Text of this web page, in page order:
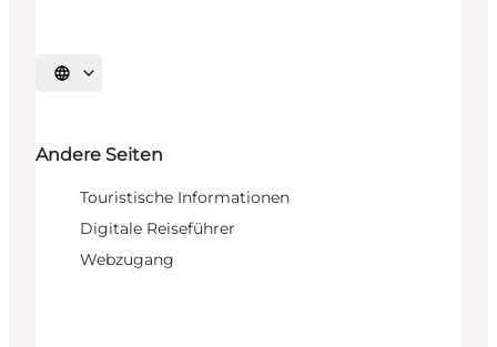
Sprache auswählen
Andere Seiten
Touristische Informationen
Digitale Reiseführer
Webzugang